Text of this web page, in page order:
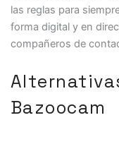
las reglas para
forma digital y en
compañeros de
Bazoocam